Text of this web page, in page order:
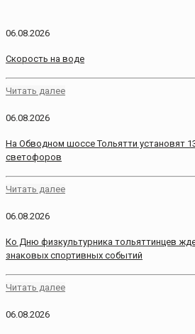
06.08.2026
Скорость на воде
Читать далее
06.08.2026
На Обводном шоссе Тольятти установят
светофоров
Читать далее
06.08.2026
Ко Дню физкультурника тольяттинцев
знаковых спортивных событий
Читать далее
06.08.2026